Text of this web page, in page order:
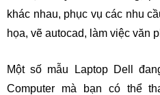
khác nhau, phục vụ các nhu
họa, vẽ autocad, làm việc văn
Một số mẫu Laptop Dell
Computer mà bạn có thể